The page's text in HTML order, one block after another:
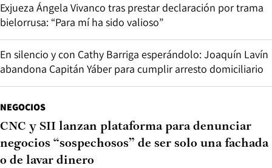
Exjueza Ángela Vivanco tras prestar declaración por trama
bielorrusa: “Para mí ha sido valioso”
En silencio y con Cathy Barriga esperándolo: Joaquín Lavín
abandona Capitán Yáber para cumplir arresto domiciliario
NEGOCIOS
CNC y SII lanzan plataforma para denunciar
negocios “sospechosos” de ser solo una fachada
o de lavar dinero